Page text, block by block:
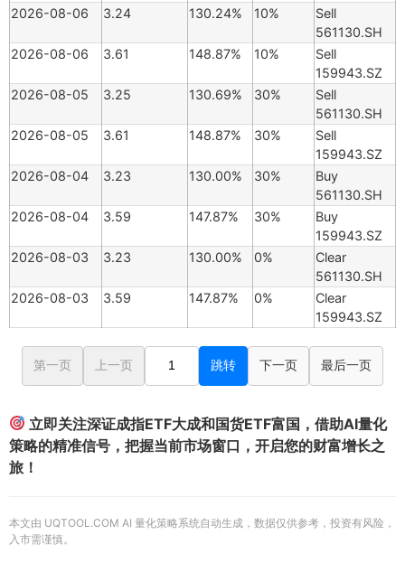
2026-08-06
3.24 130.24% 10%
Sell
561130.SH
2026-08-06
3.61 148.87% 10%
Sell
159943.SZ
2026-08-05
3.25 130.69% 30%
Sell
561130.SH
2026-08-05
3.61 148.87% 30%
Sell
159943.SZ
2026-08-04
3.23 130.00% 30%
Buy
561130.SH
2026-08-04
3.59 147.87% 30%
Buy
159943.SZ
2026-08-03
3.23 130.00% 0%
Clear
561130.SH
2026-08-03
3.59 147.87% 0%
Clear
159943.SZ
第一页 上一页 跳转 下一页 最后一页
立即关注深证成指ETF大成和国货ETF富国，借助AI量化
策略的精准信号，把握当前市场窗口，开启您的财富增长之
旅！
本文由 UQTOOL.COM AI 量化策略系统自动生成，数据仅供参考，投资有风险，
入市需谨慎。